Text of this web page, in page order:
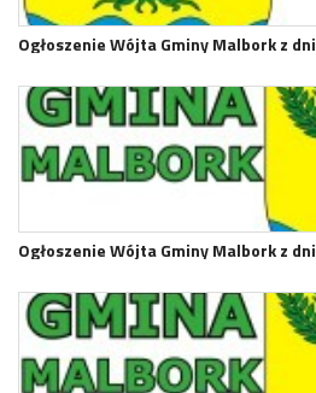
Ogłoszenie Wójta Gminy Malbork z
Ogłoszenie Wójta Gminy Malbork z